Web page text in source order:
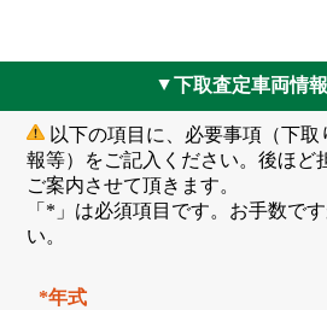
▲下取査定車両情
以下の項目に、必要事項（下
報等）をご記入ください。後ほど
ご案内させて頂きます。
「*」は必須項目です。お手数で
い。
*年式